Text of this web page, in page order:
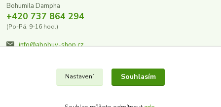
Bohumila Dampha
+420 737 864 294
(Po-Pá, 9-16 hod.)
info@abobuv-shop.cz
Nastavení Souhlasím